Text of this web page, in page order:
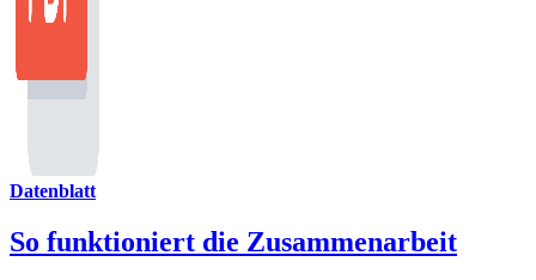
Datenblatt
So funktioniert die Zusammenarbeit